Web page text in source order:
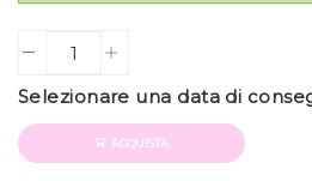
Quantity
Selezionare una data di
ACQUISTA